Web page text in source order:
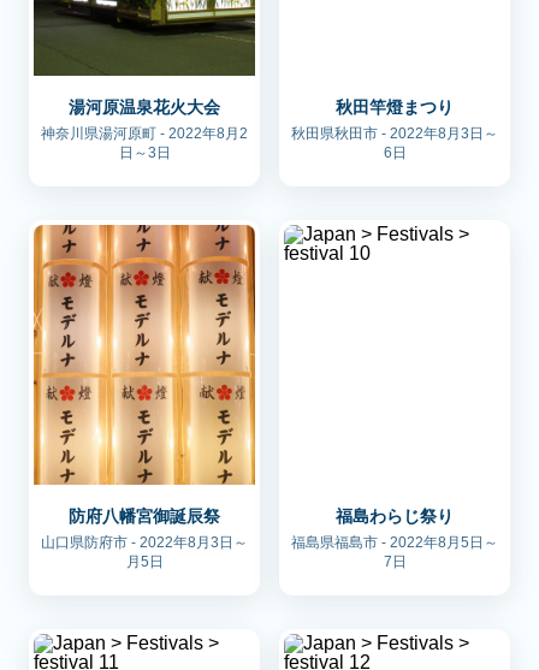
湯河原温泉花火大会
神奈川県湯河原町 - 2022年8月2
日～3日
秋田竿燈まつり
秋田県秋田市 - 2022年8月3日～
6日
防府八幡宮御誕辰祭
山口県防府市 - 2022年8月3日～
月5日
福島わらじ祭り
福島県福島市 - 2022年8月5日～
7日